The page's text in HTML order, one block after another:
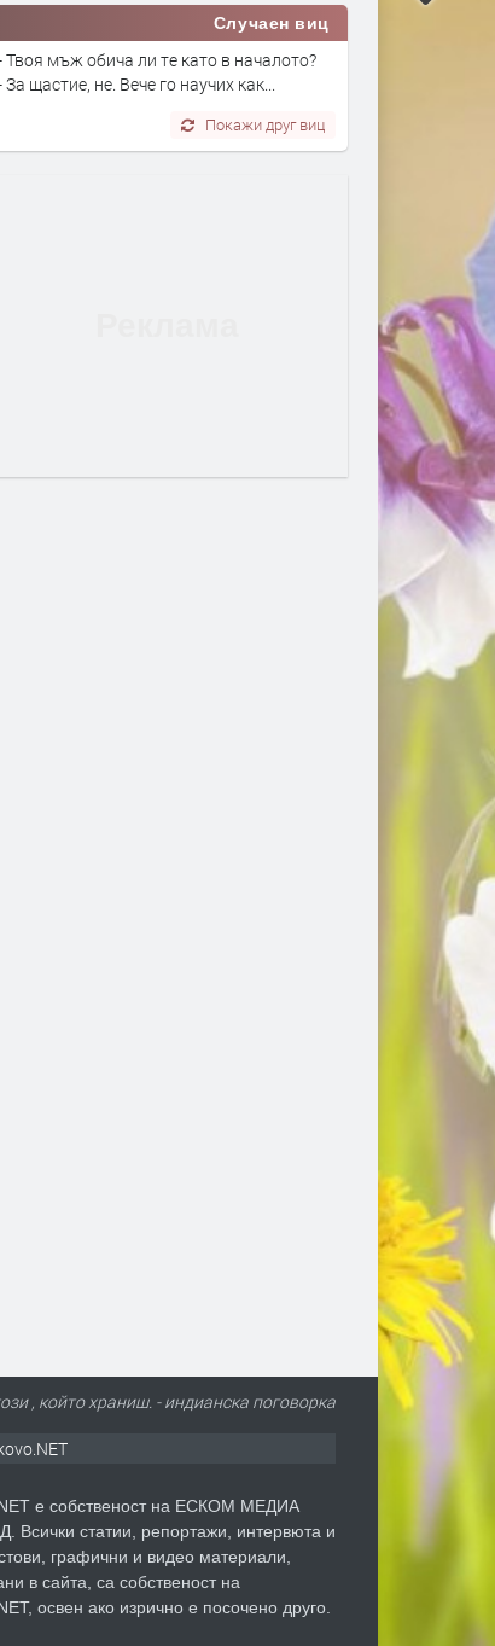
жестокост и
Събота: Оранжев код за жеги в
почти цялата страна
Случаен виц
Твоя мъж обича ли те като в началото?
За щастие, не. Вече го научих как...
Покажи друг виц
, който храниш. - индианска поговорка
е собственост на ЕСКОМ МЕДИА
Всички статии, репортажи, интервюта и
графични и видео материали,
в сайта, са собственост на
освен ако изрично е посочено друго.